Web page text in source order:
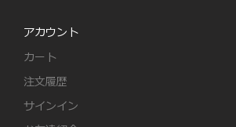
アカウント
カート
注文履歴
サインイン